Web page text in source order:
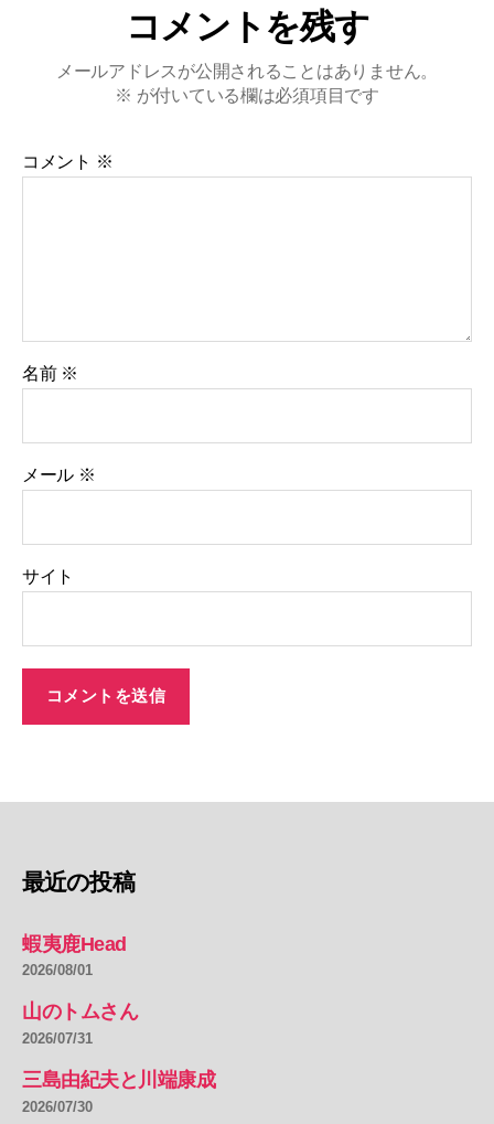
コメントを残す
メールアドレスが公開されることはありません。
※ が付いている欄は必須項目です
コメント ※
名前 ※
メール ※
サイト
最近の投稿
蝦夷鹿Head
2026/08/01
山のトムさん
2026/07/31
三島由紀夫と川端康成
2026/07/30